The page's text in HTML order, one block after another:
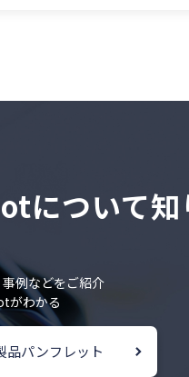
について知
例などをご紹介
がわかる
品パンフレット